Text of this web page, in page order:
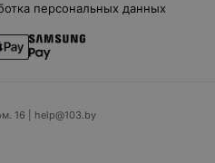
персональных данных
16 | help@103.by